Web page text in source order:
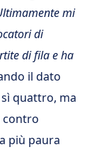
mi
di
di fila e ha
il dato
quattro, ma
contro
più paura